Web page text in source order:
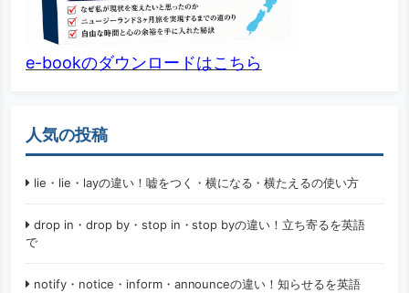
e-bookのダウンロードはこちら
人気の投稿
lie・lie・layの違い！嘘をつく・横になる・横たえるの使い方
drop in・drop by・stop in・stop byの違い！立ち寄るを英語
で
notify・notice・inform・announceの違い！知らせるを英語